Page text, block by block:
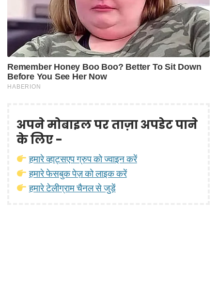
अपने मोबाइल पर ताज़ा अपडेट पाने
के लिए -
हमारे व्हाट्सएप ग्रुप को ज्वाइन करें
हमारे फेसबुक पेज़ को लाइक करें
हमारे टेलीग्राम चैनल से जुड़ें